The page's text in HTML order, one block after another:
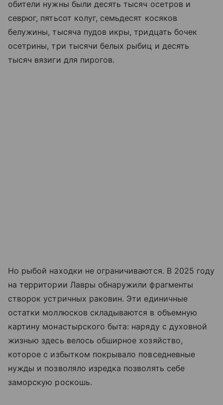
обители нужны были десять тысяч осетров и
севрюг, пятьсот колуг, семьдесят косяков
белужины, тысяча пудов икры, тридцать бочек
осетрины, три тысячи белых рыбиц и десять
тысяч вязиги для пирогов.
Но рыбой находки не ограничиваются. В 2025 году
на территории Лавры обнаружили фрагменты
створок устричных раковин. Эти единичные
остатки моллюсков складываются в объемную
картину монастырского быта: наряду с духовной
жизнью здесь велось обширное хозяйство,
которое с избытком покрывало повседневные
нужды и позволяло изредка позволять себе
заморскую роскошь.